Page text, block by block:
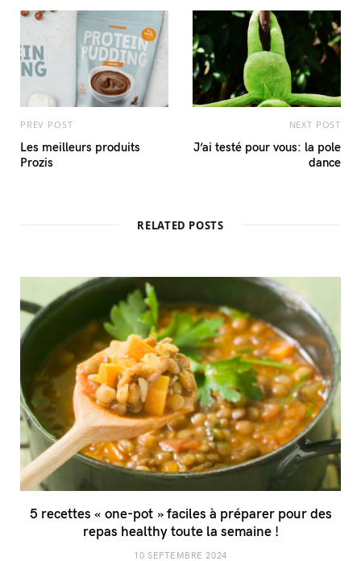
PREV POST
Les meilleurs produits
Prozis
NEXT POST
J’ai testé pour vous: la pole
dance
RELATED POSTS
5 recettes « one-pot » faciles à préparer pour des
repas healthy toute la semaine !
10 SEPTEMBRE 2024